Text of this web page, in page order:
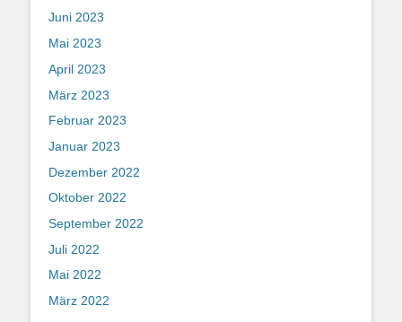
Juni 2023
Mai 2023
April 2023
März 2023
Februar 2023
Januar 2023
Dezember 2022
Oktober 2022
September 2022
Juli 2022
Mai 2022
März 2022